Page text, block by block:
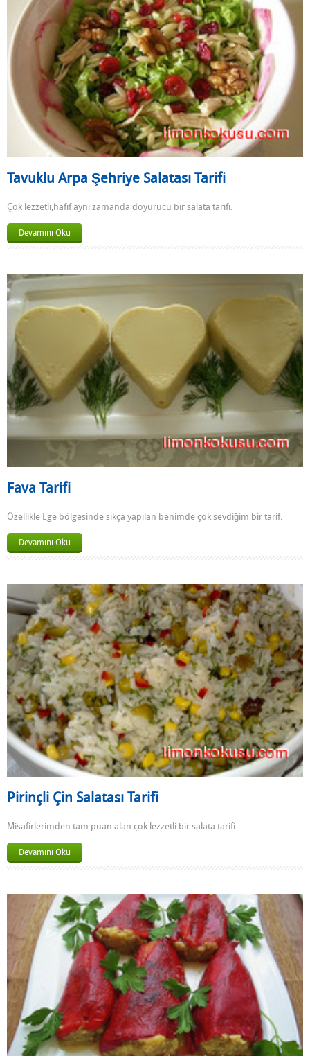
Tavuklu Arpa Şehriye Salatası Tarifi
Çok lezzetli,hafif aynı zamanda doyurucu bir salata tarifi.
Devamını Oku
Fava Tarifi
Özellikle Ege bölgesinde sıkça yapılan benimde çok sevdiğim bir tarif.
Devamını Oku
Pirinçli Çin Salatası Tarifi
Misafirlerimden tam puan alan çok lezzetli bir salata tarifi.
Devamını Oku